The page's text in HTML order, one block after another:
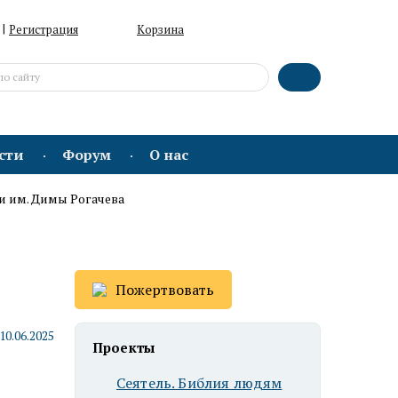
| Регистрация Корзина
Форум О нас
им. Димы Рогачева
10.06.2025
Пожертвовать
Проекты
Сеятель. Библия людям